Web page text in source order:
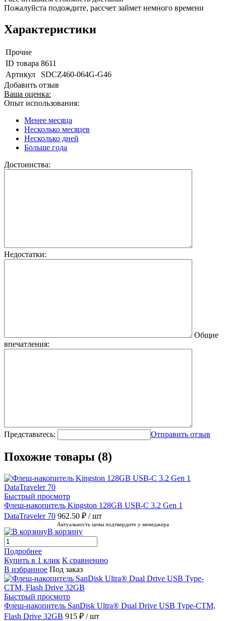
Пожалуйста подождите, рассчет займет немного времени
Характеристики
Прочие
ID товара 8611
Артикул
SDCZ460-064G-G46
Добавить отзыв
Ваша оценка:
Опыт использования:
Менее месяца
Несколько месяцев
Несколько дней
Больше года
Достоинства:
Недостатки:
Общие
впечатления:
Представьтесь: Отправить отзыв
Похожие товары (8)
Быстрый просмотр
Флеш-накопитель Kingston 128GB USB-C 3.2 Gen 1
DataTraveler 70 962.50 ₽ / шт
Актуальность цены подтвердите у менеджера
В корзину
Подробнее
Купить в 1 клик К сравнению
В избранное Под заказ
Быстрый просмотр
Флеш-накопитель SanDisk Ultra® Dual Drive USB Type-CTM,
Flash Drive 32GB 915 ₽ / шт